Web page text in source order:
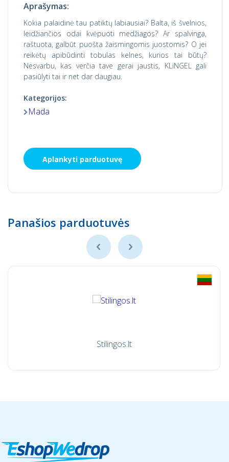
Aprašymas:
Kokia palaidinė tau patiktų labiausiai? Balta, iš švelnios,
leidžiančios odai kvėpuoti medžiagos? Ar spalvinga,
raštuota, galbūt puošta žaismingomis juostomis? O jei
reikėtų apibūdinti tobulas kelnes, kurios tai būtų?
Nesvarbu, kas verčia tave gerai jaustis, KLiNGEL gali
pasiūlyti tai ir net dar daugiau.
Kategorijos:
Mada
Aplankyti parduotuvę
Panašios parduotuvės
Stilingos.lt